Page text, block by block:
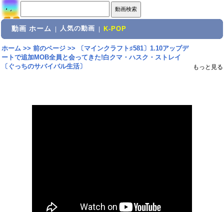
動画 ホーム 人気の動画 K-POP
ホーム>> 前のページ>>
〔マインクラフト♯581〕1.10アップデ
ートで追加MOB全員と会ってきた!白クマ・ハスク・ストレイ
〔ぐっちのサバイバル生活〕
もっと見る